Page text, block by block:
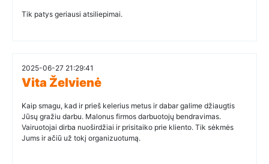
Tik patys geriausi atsiliepimai.
2025-06-27 21:29:41
Vita Želvienė
Kaip smagu, kad ir prieš kelerius metus ir dabar galime džiaugtis
Jūsų gražiu darbu. Malonus firmos darbuotojų bendravimas.
Vairuotojai dirba nuoširdžiai ir prisitaiko prie kliento. Tik sėkmės
Jums ir ačiū už tokį organizuotumą.